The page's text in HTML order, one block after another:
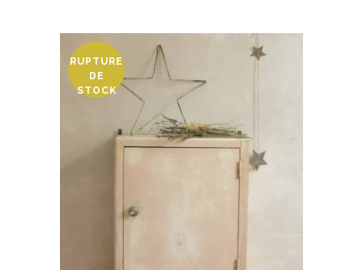
RUPTURE
DE
STOCK